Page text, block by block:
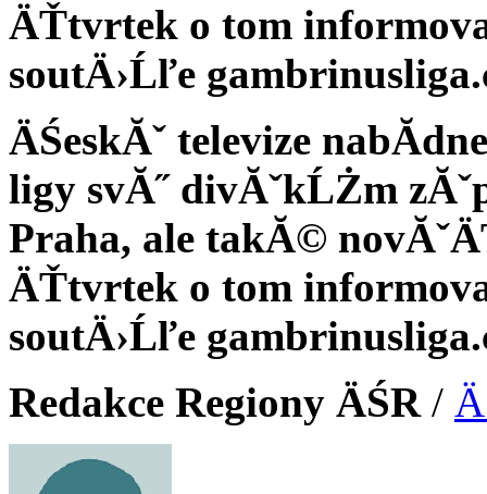
ÄŤtvrtek o tom
soutÄ›Ĺľe
ÄŚeskĂˇ televize
ligy svĂ˝ divĂˇkĹŻm
Praha, ale takĂ©
ÄŤtvrtek o tom
soutÄ›Ĺľe
Redakce Regiony ÄŚR/